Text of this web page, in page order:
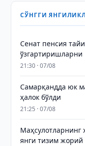
СЎНГГИ
Сенат пенсия
ўзгартиришларни
21:30 · 07/08
Самарқандда юк
ҳалок бўлди
21:25 · 07/08
янги тизим